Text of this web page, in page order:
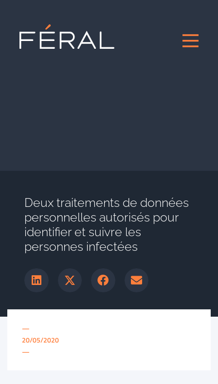
Deux traitements de données
personnelles autorisés pour
identifier et suivre les
personnes infectées
—
20/05/2020
—